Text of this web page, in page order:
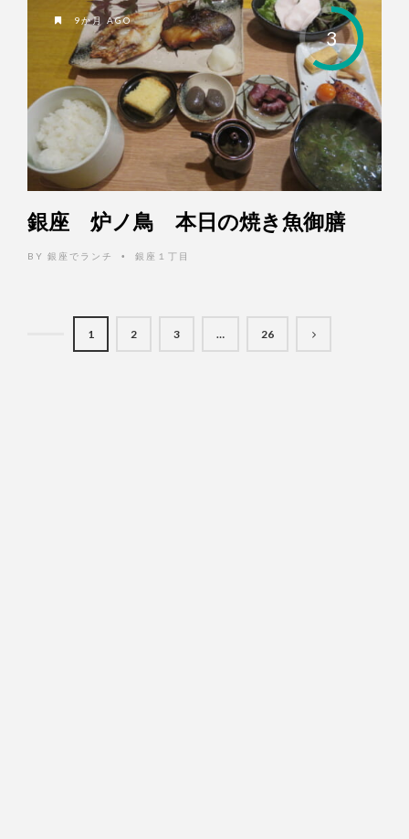
3
9か月 AGO
銀座 炉ノ鳥 本日の焼き魚御膳
BY 銀座でランチ • 銀座１丁目
1 2 3 … 26